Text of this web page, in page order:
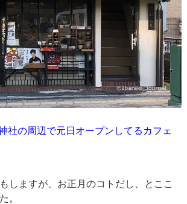
社の周辺で元日オープンしてるカフェ
しますが、お正月のコトだし、とここ
。